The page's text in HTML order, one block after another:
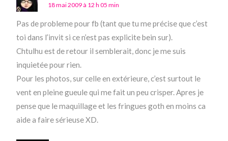
18 mai 2009 à 12 h 05 min
Pas de probleme pour fb (tant que tu me précise que c’est
toi dans l’invit si ce n’est pas explicite bein sur).
Chtulhu est de retour il semblerait, donc je me suis
inquietée pour rien.
Pour les photos, sur celle en extérieure, c’est surtout le
vent en pleine gueule qui me fait un peu crisper. Apres je
pense que le maquillage et les fringues goth en moins ca
aide a faire sérieuse XD.